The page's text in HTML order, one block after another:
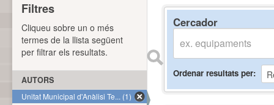
Cercador
Ordenar resultats per
Filtres
Cliqueu sobre un o més
termes de la llista següent
per filtrar els resultats.
AUTORS
Unitat Municipal d'Anàlisi Te... (1)